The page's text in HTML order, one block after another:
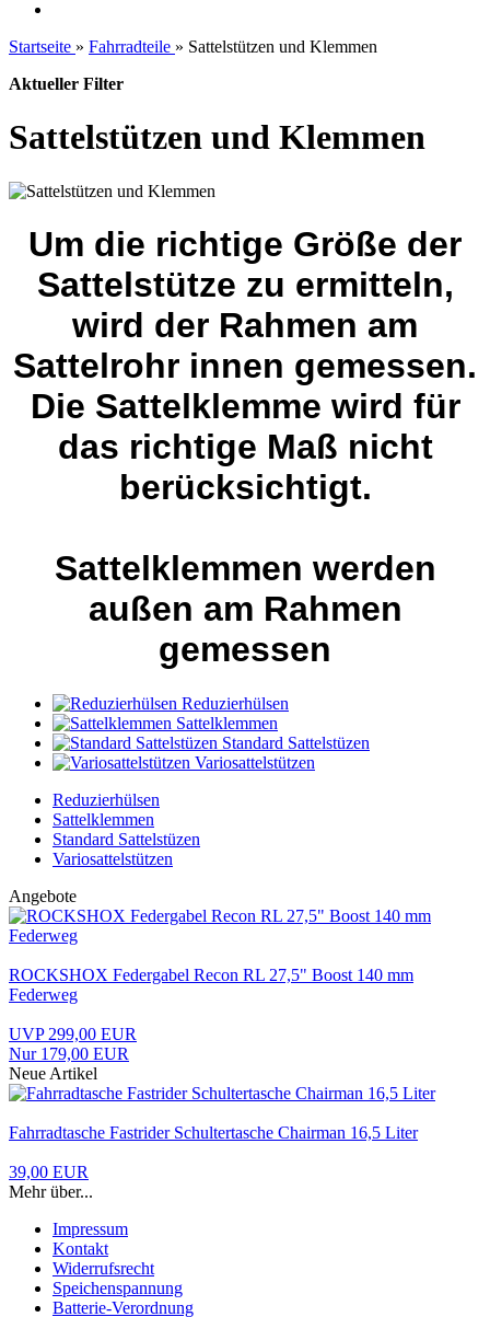
Startseite » Fahrradteile » Sattelstützen und Klemmen
Aktueller Filter
Sattelstützen und Klemmen
Um die richtige Größe der
Sattelstütze zu ermitteln,
wird der Rahmen am
Sattelrohr innen gemessen.
Die Sattelklemme wird für
das richtige Maß nicht
berücksichtigt.
Sattelklemmen werden
außen am Rahmen
gemessen
Reduzierhülsen
Sattelklemmen
Standard Sattelstüzen
Variosattelstützen
Reduzierhülsen
Sattelklemmen
Standard Sattelstüzen
Variosattelstützen
Angebote
ROCKSHOX Federgabel Recon RL 27,5" Boost 140 mm
Federweg
UVP 299,00 EUR
Nur 179,00 EUR
Neue Artikel
Fahrradtasche Fastrider Schultertasche Chairman 16,5 Liter
39,00 EUR
Mehr über...
Impressum
Kontakt
Widerrufsrecht
Speichenspannung
Batterie-Verordnung